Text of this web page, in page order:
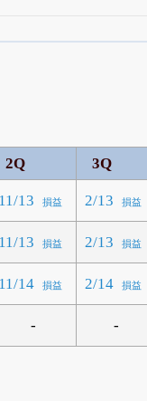
と米株版の
2Q 3Q
11/13 損益 2/13 損益
11/13 損益 2/13 損益
11/14 損益 2/14 損益
- -